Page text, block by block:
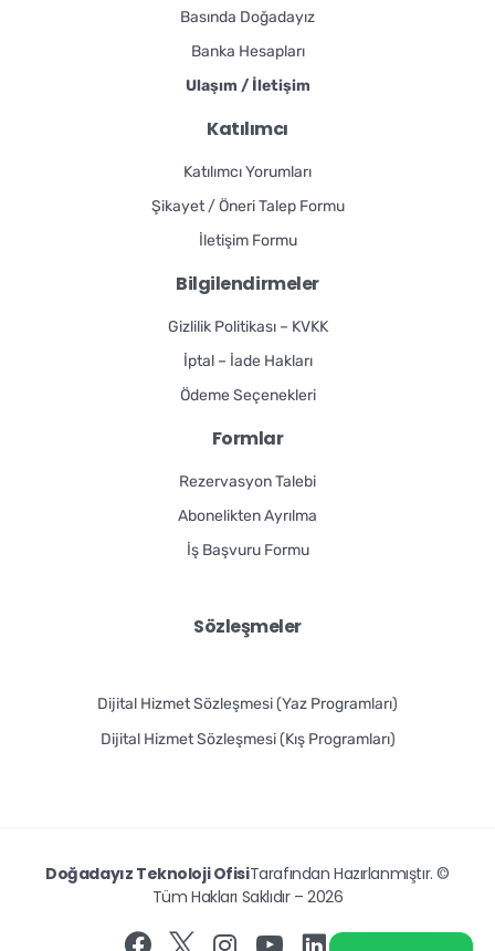
Basında Doğadayız
Banka Hesapları
Ulaşım / İletişim
Katılımcı
Katılımcı Yorumları
Şikayet / Öneri Talep Formu
İletişim Formu
Bilgilendirmeler
Gizlilik Politikası – KVKK
İptal – İade Hakları
Ödeme Seçenekleri
Formlar
Rezervasyon Talebi
Abonelikten Ayrılma
İş Başvuru Formu
Sözleşmeler
Dijital Hizmet Sözleşmesi (Yaz Programları)
Dijital Hizmet Sözleşmesi (Kış Programları)
Doğadayız Teknoloji OfisiTarafından Hazırlanmıştır. ©
Tüm Hakları Saklıdır – 2026